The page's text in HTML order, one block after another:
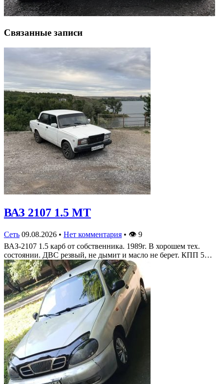
Связанные записи
ВАЗ 2107 1.5 MT
Сеть 09.08.2026 • Нет комментария • 👁 9
ВАЗ-2107 1.5 карб от собственника. 1989г. В хорошем тех.
состоянии. ДВС резвый, не дымит и масло не берет. КПП 5…